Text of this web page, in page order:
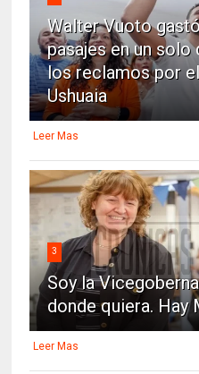
Walter Vuoto
pasajes en un
los reclamos por
Ushuaia
Leer Mas
3
Soy la
donde quiera. Hay
Leer Mas